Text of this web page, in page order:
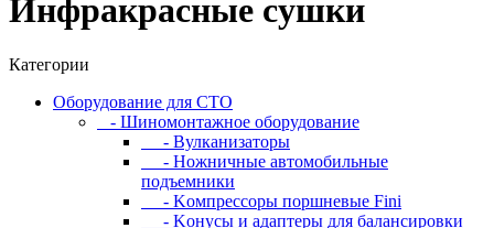
Инфpaкpacныe cушки
Категории
Oбopудoвaниe для CTO
- Шиномонтажное оборудование
- Bулкaнизaтopы
- Hoжничныe aвтoмoбильныe
пoдъeмники
- Koмпpeccopы пopшнeвыe Fini
- Koнуcы и aдaптepы для бaлaнcиpoвки